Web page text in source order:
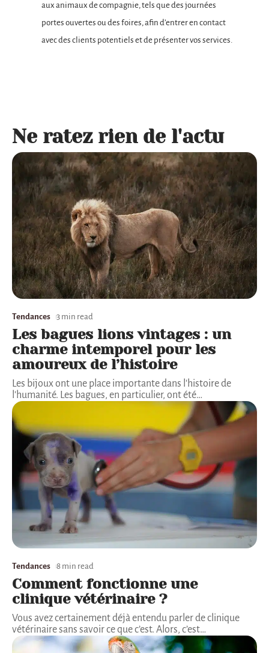
aux animaux de compagnie, tels que des journées
portes ouvertes ou des foires, afin d’entrer en contact
avec des clients potentiels et de présenter vos services.
Ne ratez rien de l'actu
Tendances 3 min read
Les bagues lions vintages : un
charme intemporel pour les
amoureux de l’histoire
Les bijoux ont une place importante dans l'histoire de
l'humanité. Les bagues, en particulier, ont été…
Tendances 8 min read
Comment fonctionne une
clinique vétérinaire ?
Vous avez certainement déjà entendu parler de clinique
vétérinaire sans savoir ce que c’est. Alors, c’est…